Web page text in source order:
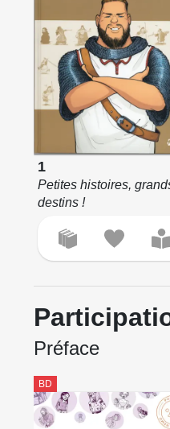
1
Petites histoires,
destins !
Préface
BD